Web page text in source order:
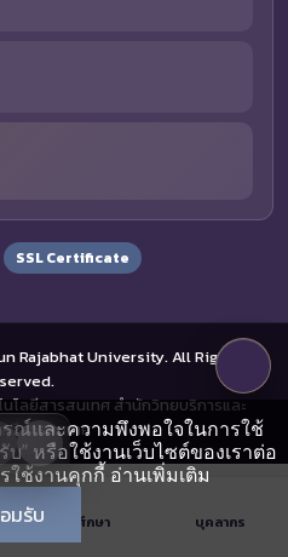
SSL Certificate
Rajabhat University. All Rights
โลยีสารสนเทศ สำนักวิทยบริการและ
ลยีสารสนเทศ
นักศึกษา บุคลากร
รณ์และความพึงพอใจในการใช้
” หรือใช้งานเว็บไซต์ของเราต่อ
ใช้งานคุกกี้ อ่านเพิ่มเติม
มรับ